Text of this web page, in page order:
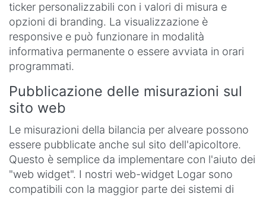
ticker personalizzabili con i valori di misura e
opzioni di branding. La visualizzazione è
responsive e può funzionare in modalità
informativa permanente o essere avviata in orari
programmati.
Pubblicazione delle misurazioni sul
sito web
Le misurazioni della bilancia per alveare possono
essere pubblicate anche sul sito dell'apicoltore.
Questo è semplice da implementare con l'aiuto dei
"web widget". I nostri web-widget Logar sono
compatibili con la maggior parte dei sistemi di